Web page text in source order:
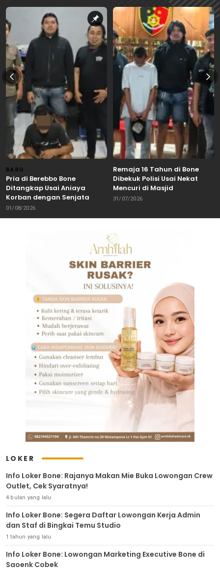
BARU
Pria di Berebbo Bone
Ditangkap Usai Aniaya
Korban dengan Senjata
Tajam
01/08/2026
Remaja 16 Tahun di Bone
Dibekuk Polisi Usai Nekat
Mencuri di Masjid
31/07/2026
LOKER
Info Loker Bone: Rajanya Makan Mie Buka Lowongan Crew
Outlet, Cek Syaratnya!
4 bulan yang lalu
Info Loker Bone: Segera Daftar Lowongan Kerja Admin
dan Staf di Bingkai Temu Studio
1 tahun yang lalu
Info Loker Bone: Lowongan Marketing Executive Bone di
Saoenk Cobek